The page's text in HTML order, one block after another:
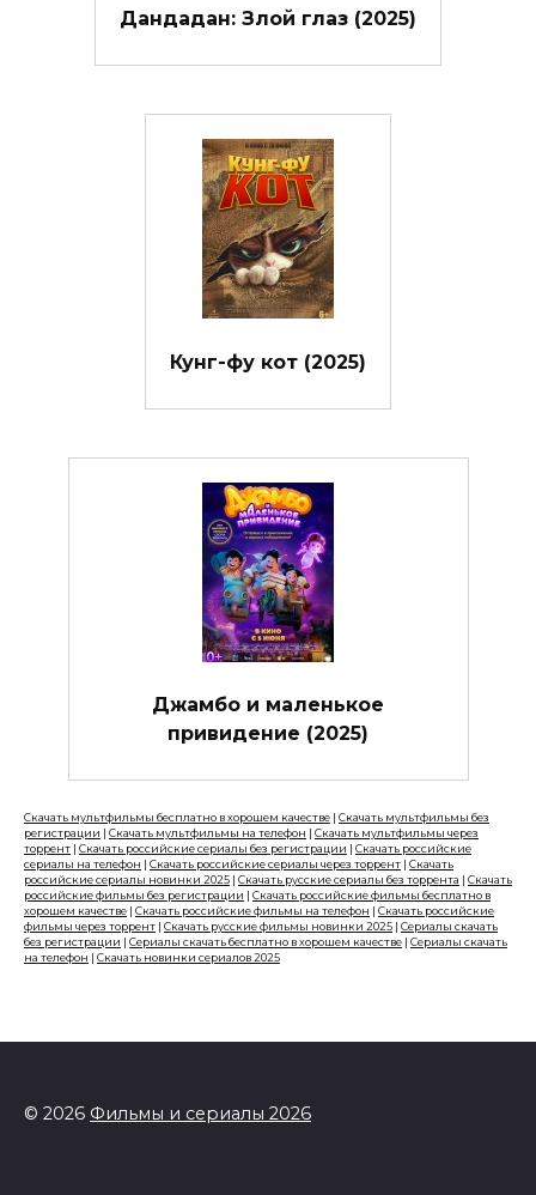
Дандадан: Злой глаз (2025)
Кунг-фу кот (2025)
Джамбо и маленькое
привидение (2025)
Скачать мультфильмы бесплатно в хорошем качестве | Скачать мультфильмы без
регистрации | Скачать мультфильмы на телефон | Скачать мультфильмы через
торрент | Скачать российские сериалы без регистрации | Скачать российские
сериалы на телефон | Скачать российские сериалы через торрент | Скачать
российские сериалы новинки 2025 | Скачать русские сериалы без торрента | Скачать
российские фильмы без регистрации | Скачать российские фильмы бесплатно в
хорошем качестве | Скачать российские фильмы на телефон | Скачать российские
фильмы через торрент | Скачать русские фильмы новинки 2025 | Сериалы скачать
без регистрации | Сериалы скачать бесплатно в хорошем качестве | Сериалы скачать
на телефон | Скачать новинки сериалов 2025
© 2026 Фильмы и сериалы 2026